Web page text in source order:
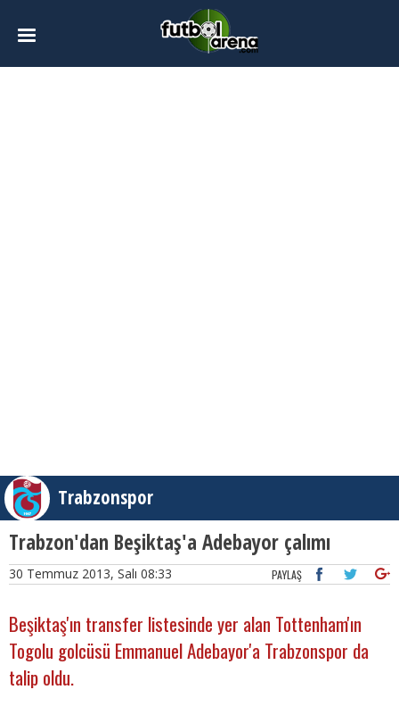
Trabzonspor
Trabzon'dan Beşiktaş'a Adebayor çalımı
30 Temmuz 2013, Salı 08:33 PAYLAŞ
Beşiktaş'ın transfer listesinde yer alan Tottenham'ın
Togolu golcüsü Emmanuel Adebayor'a Trabzonspor da
talip oldu.